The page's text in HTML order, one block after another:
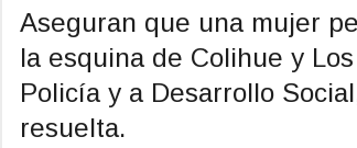
Aseguran que una mujer
la esquina de Colihue y
Policía y a Desarrollo
resuelta.